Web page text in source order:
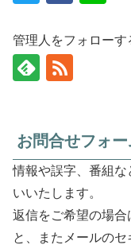
管理人をフォローす
お問合せフォー
情報や誤字、番組
いいたします。
返信をご希望の場合
と、またメールの